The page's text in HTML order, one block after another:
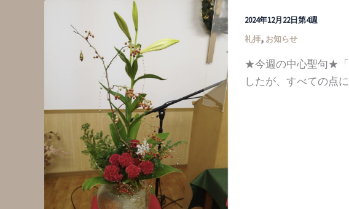
2024年12月22日第4週
礼拝, お知らせ
★今週の中心聖句★「
したが、すべての点